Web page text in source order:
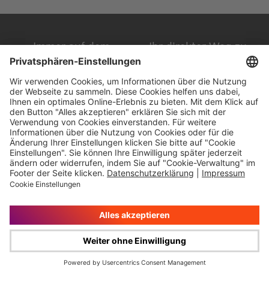
Immer auf dem
Laufenden
Hauptversammlung
Finanzkalender
IR-Newsletter
Ihr direkter Weg zu
Kontakt
Karriere